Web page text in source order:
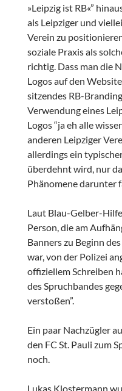
»Leipzig ist RB«”
als Leipziger und
Verein zu
soziale Praxis als
richtig. Dass man die
Logos auf den
sitzendes RB-
Verwendung eines
Logos “ja eh alle
anderen Leipziger
allerdings ein
überdehnt wird, nur
Phänomene darunter
Laut Blau-Gelber-
Person, die am
Banners zu Beginn
war, von der Polizei
offiziellem Schreiben
des Spruchbandes
verstoßen”.
Ein paar Nachzügler
den FC St. Pauli zum
noch.
Lukas Klostermann